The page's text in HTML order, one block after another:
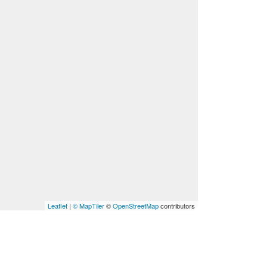
Leaflet | © MapTiler©OpenStreetMapcontributors